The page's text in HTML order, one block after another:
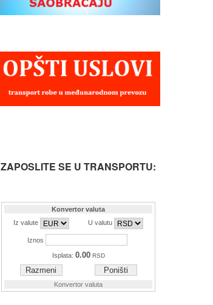
ZAPOSLITE SE U TRANSPORTU: